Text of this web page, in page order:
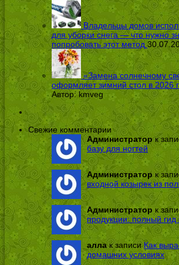
Владельцы домов
для уборки снега — что нужно
попробовать этот метод
«Замена солнечному
оформляет зимний стол в 2026
Автор:kmveg
Свежие комментарии
Администраторк
базу для ногтей
Администраторк
входной козырек из
Администратор к
продукции: полный гид
аллак записиКак
домашних условиях